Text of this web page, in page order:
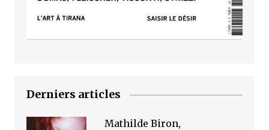
Derniers articles
Mathilde Biron,